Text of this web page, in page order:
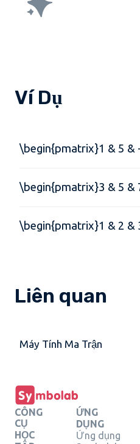
Ví Dụ
\begin{pmatrix}1 & 5
\begin{pmatrix}3 & 5
\begin{pmatrix}1 & 2
Liên quan
Máy Tính Ma Trận
CÔNG
CỤ
HỌC
ỨNG
DỤNG
Ứng dụng